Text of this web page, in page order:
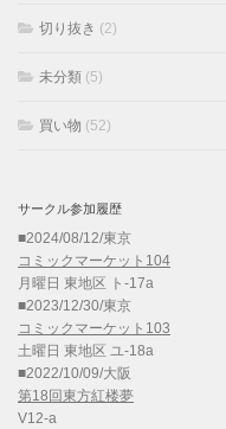
切り抜き (2)
未分類 (5)
買い物 (52)
サークル参加履歴
■2024/08/12/東京
コミックマーケット104
月曜日 東地区 ト-17a
■2023/12/30/東京
コミックマーケット103
土曜日 東地区 ユ-18a
■2022/10/09/大阪
第18回東方紅楼夢
V12-a